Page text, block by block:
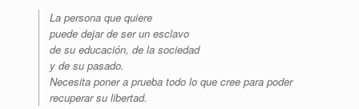
La persona que quiere
puede dejar de ser un esclavo
de su educación, de la sociedad
y de su pasado.
Necesita poner a prueba todo lo que cree para poder
recuperar su libertad.